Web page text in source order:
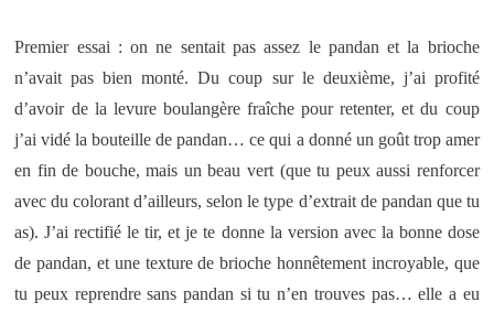
Premier essai : on ne sentait pas assez le pandan et la brioche
n’avait pas bien monté. Du coup sur le deuxième, j’ai profité
d’avoir de la levure boulangère fraîche pour retenter, et du coup
j’ai vidé la bouteille de pandan… ce qui a donné un goût trop amer
en fin de bouche, mais un beau vert (que tu peux aussi renforcer
avec du colorant d’ailleurs, selon le type d’extrait de pandan que tu
as). J’ai rectifié le tir, et je te donne la version avec la bonne dose
de pandan, et une texture de brioche honnêtement incroyable, que
tu peux reprendre sans pandan si tu n’en trouves pas… elle a eu